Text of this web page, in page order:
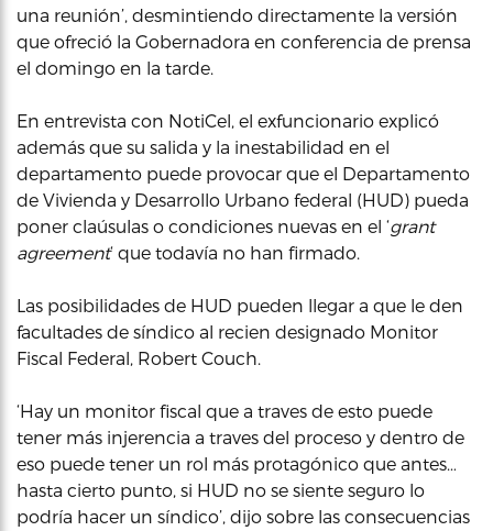
una reunión’, desmintiendo directamente la versión
que ofreció la Gobernadora en conferencia de prensa
el domingo en la tarde.
En entrevista con NotiCel, el exfuncionario explicó
además que su salida y la inestabilidad en el
departamento puede provocar que el Departamento
de Vivienda y Desarrollo Urbano federal (HUD) pueda
poner claúsulas o condiciones nuevas en el ‘grant
agreement‘ que todavía no han firmado.
Las posibilidades de HUD pueden llegar a que le den
facultades de síndico al recien designado Monitor
Fiscal Federal, Robert Couch.
‘Hay un monitor fiscal que a traves de esto puede
tener más injerencia a traves del proceso y dentro de
eso puede tener un rol más protagónico que antes…
hasta cierto punto, si HUD no se siente seguro lo
podría hacer un síndico’, dijo sobre las consecuencias